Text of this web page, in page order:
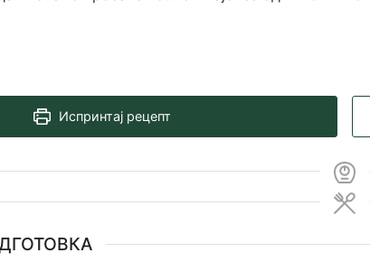
Испринтај рецепт